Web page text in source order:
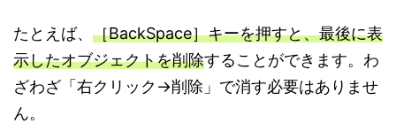
たとえば、 ［BackSpace］キーを押すと、最後に表
示したオブジェクトを削除することができます。わ
ざわざ「右クリック→削除」で消す必要はありませ
ん。